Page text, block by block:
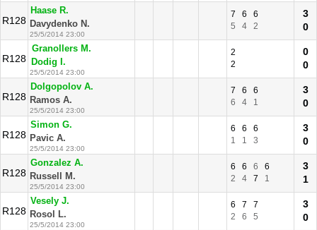
R128
Haase R.
Davydenko N.
25/5/2014 23:00
7 6
6
5
4 2
3
0
R128
Granollers M.
Dodig I.
25/5/2014 23:00
2
2
0
0
R128
Dolgopolov A.
Ramos A.
25/5/2014 23:00
7 6
6
6
4 1
3
0
R128
Simon G.
Pavic A.
25/5/2014 23:00
6 6
6
1
1 3
3
0
R128
Gonzalez A.
Russell M.
25/5/2014 23:00
6 6 6
6
2
4 7 1
3
1
R128
Vesely J.
Rosol L.
25/5/2014 23:00
6 7
7
2
6 5
3
0